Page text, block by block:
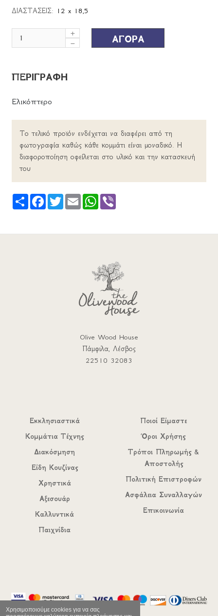
Χρησιμοποιούμε cookies για να σας
ΔΙΑΣΤΑΣΕΙΣ: 12 x 18,5
ΑΓΟΡΑ
ΠΕΡΙΓΡΑΦΗ
Ελικόπτερο
Το τελικό προϊόν ενδέχεται να διαφέρει από τη
φωτογραφία καθώς κάθε κομμάτι είναι μοναδικό. Η
διαφοροποίηση οφείλεται στο υλικό και την κατασκευή
του
Share FacebookTwitterEmail WhatsApp
Olive Wood House
Πάμφιλα, Λέσβος
22510 32083
Εκκλησιαστικά
Κομμάτια Τέχνης
Διακόσμηση
Είδη Κουζίνας
Χρηστικά
Αξεσουάρ
Καλλυντικά
Παιχνίδια
Ποιοί Είμαστε
Όροι Χρήσης
Τρόποι Πληρωμής &
Αποστολής
Πολιτική Επιστροφών
Ασφάλεια Συναλλαγών
Επικοινωνία